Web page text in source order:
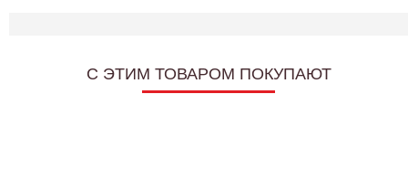
C ЭТИМ ТОВАРОМ ПОКУПАЮТ